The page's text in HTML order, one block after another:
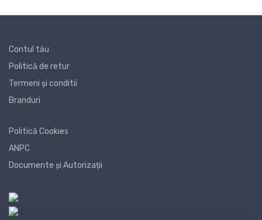
Contul tău
Politică de retur
Termeni și conditii
Branduri
Politică Cookies
ANPC
Documente și Autorizații